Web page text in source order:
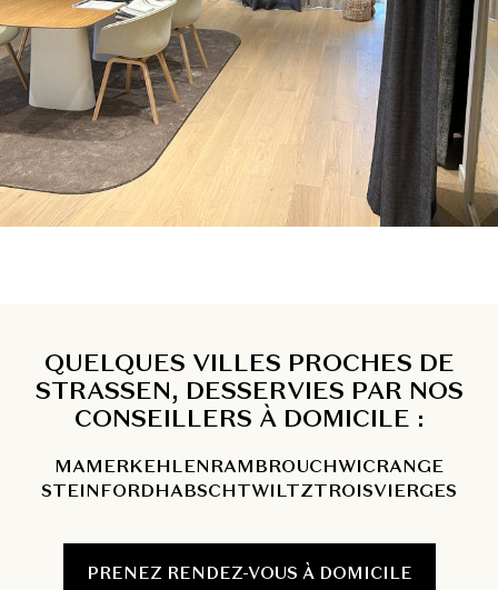
QUELQUES VILLES PROCHES DE
STRASSEN, DESSERVIES PAR NOS
CONSEILLERS À DOMICILE :
MAMERKEHLENRAMBROUCHWICRANGE
STEINFORDHABSCHTWILTZTROISVIERGES
PRENEZ RENDEZ-VOUS À DOMICILE